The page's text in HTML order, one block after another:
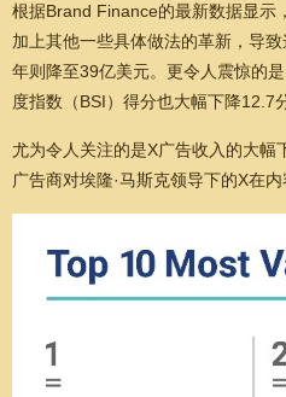
根据Brand Finance的最新数据显示
加上其他一些具体做法的革新，导
年则降至39亿美元。更令人震惊的
度指数（BSI）得分也大幅下降
尤为令人关注的是X广告收入的大
广告商对埃隆·马斯克领导下的X在